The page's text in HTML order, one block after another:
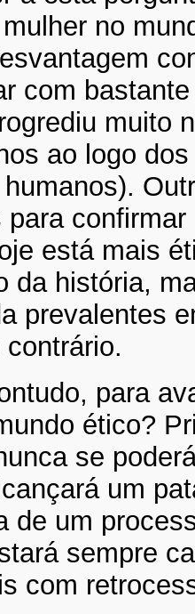
no
com
muito
ao logo
está mais
da história,
prevalentes
para
ético?
se
um
de um
sempre
com